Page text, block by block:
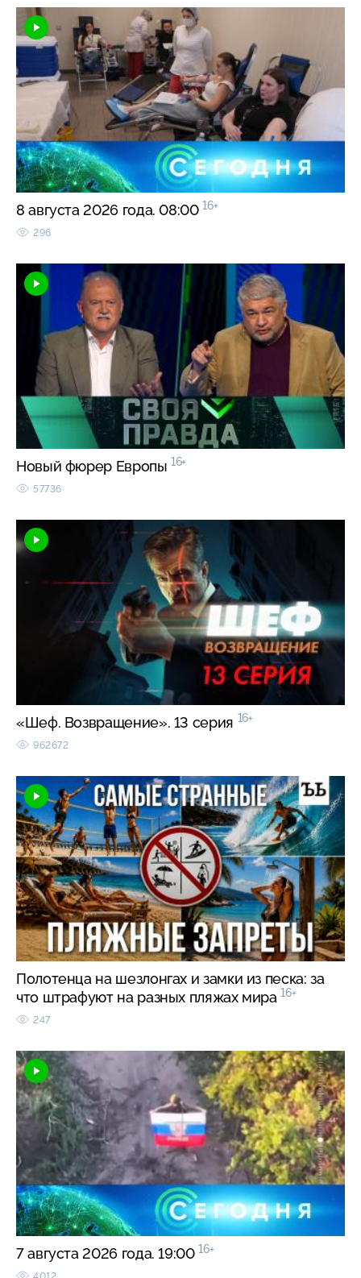
8 августа 2026 года. 08:00 16+
296
Новый фюрер Европы 16+
57736
«Шеф. Возвращение». 13 серия 16+
962672
Полотенца на шезлонгах и замки из песка: за
что штрафуют на разных пляжах мира 16+
247
7 августа 2026 года. 19:00 16+